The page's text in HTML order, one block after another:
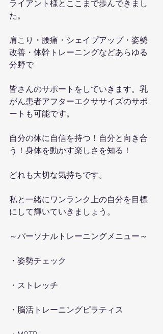
ライアント様とここまで歩んできまし
た。
肩こり・腰痛・シェイプアップ・姿勢
改善・体幹トレーニングなどあらゆる
分野で
皆さんのサポートをしていきます。乳
がん患者アフターエクササイズのサポ
ートも可能です。
自分の体に自信を持つ！自分と向き合
う！身体を動かす楽しさを知る！
どれも大切な気持ちです。
私と一緒にワンランク上の自分を目標
にして輝いていきましょう。
～パーソナルトレーニングメニュー～
・姿勢チェック
・ストレッチ
・脳活トレーニングピラティス